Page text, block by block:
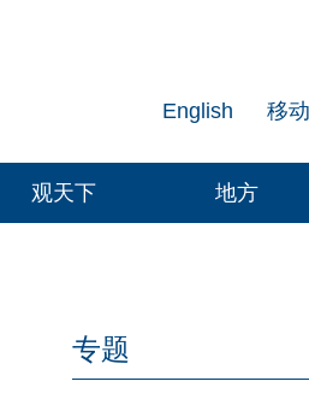
移动
English
观天下 地方
专题